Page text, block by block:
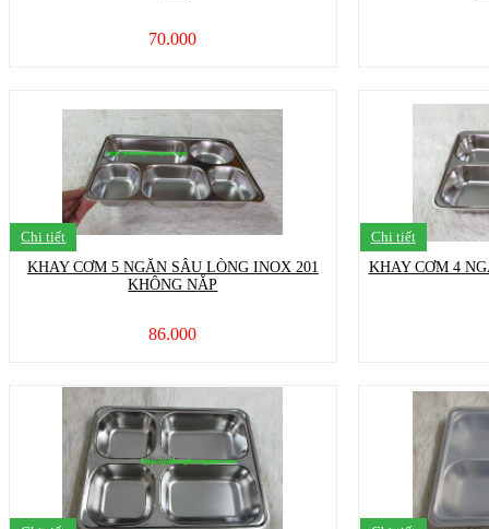
70.000
Chi tiết
KHAY CƠM 5 NGĂN SÂU LÒNG INOX 201
KHÔNG NẮP
86.000
Chi tiết
KHAY CƠM 4